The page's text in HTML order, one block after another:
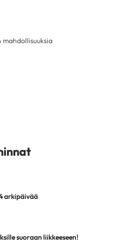
mahdollisuuksia
arkipäivää
suoraan liikkeeseen!